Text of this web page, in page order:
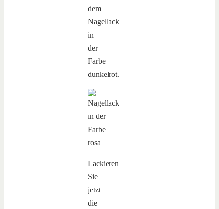
dem
Nagellack
in
der
Farbe
dunkelrot.
Lackieren
Sie
jetzt
die